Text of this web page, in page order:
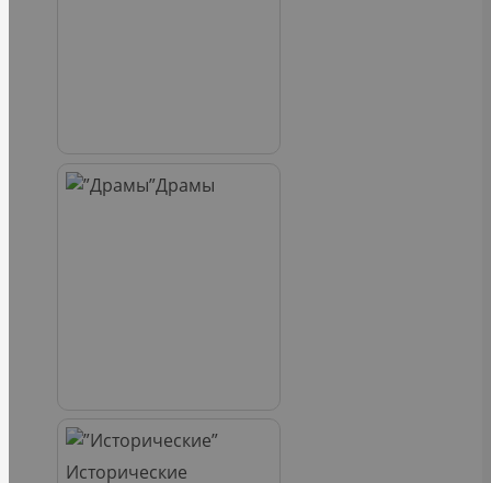
Драмы
Исторические